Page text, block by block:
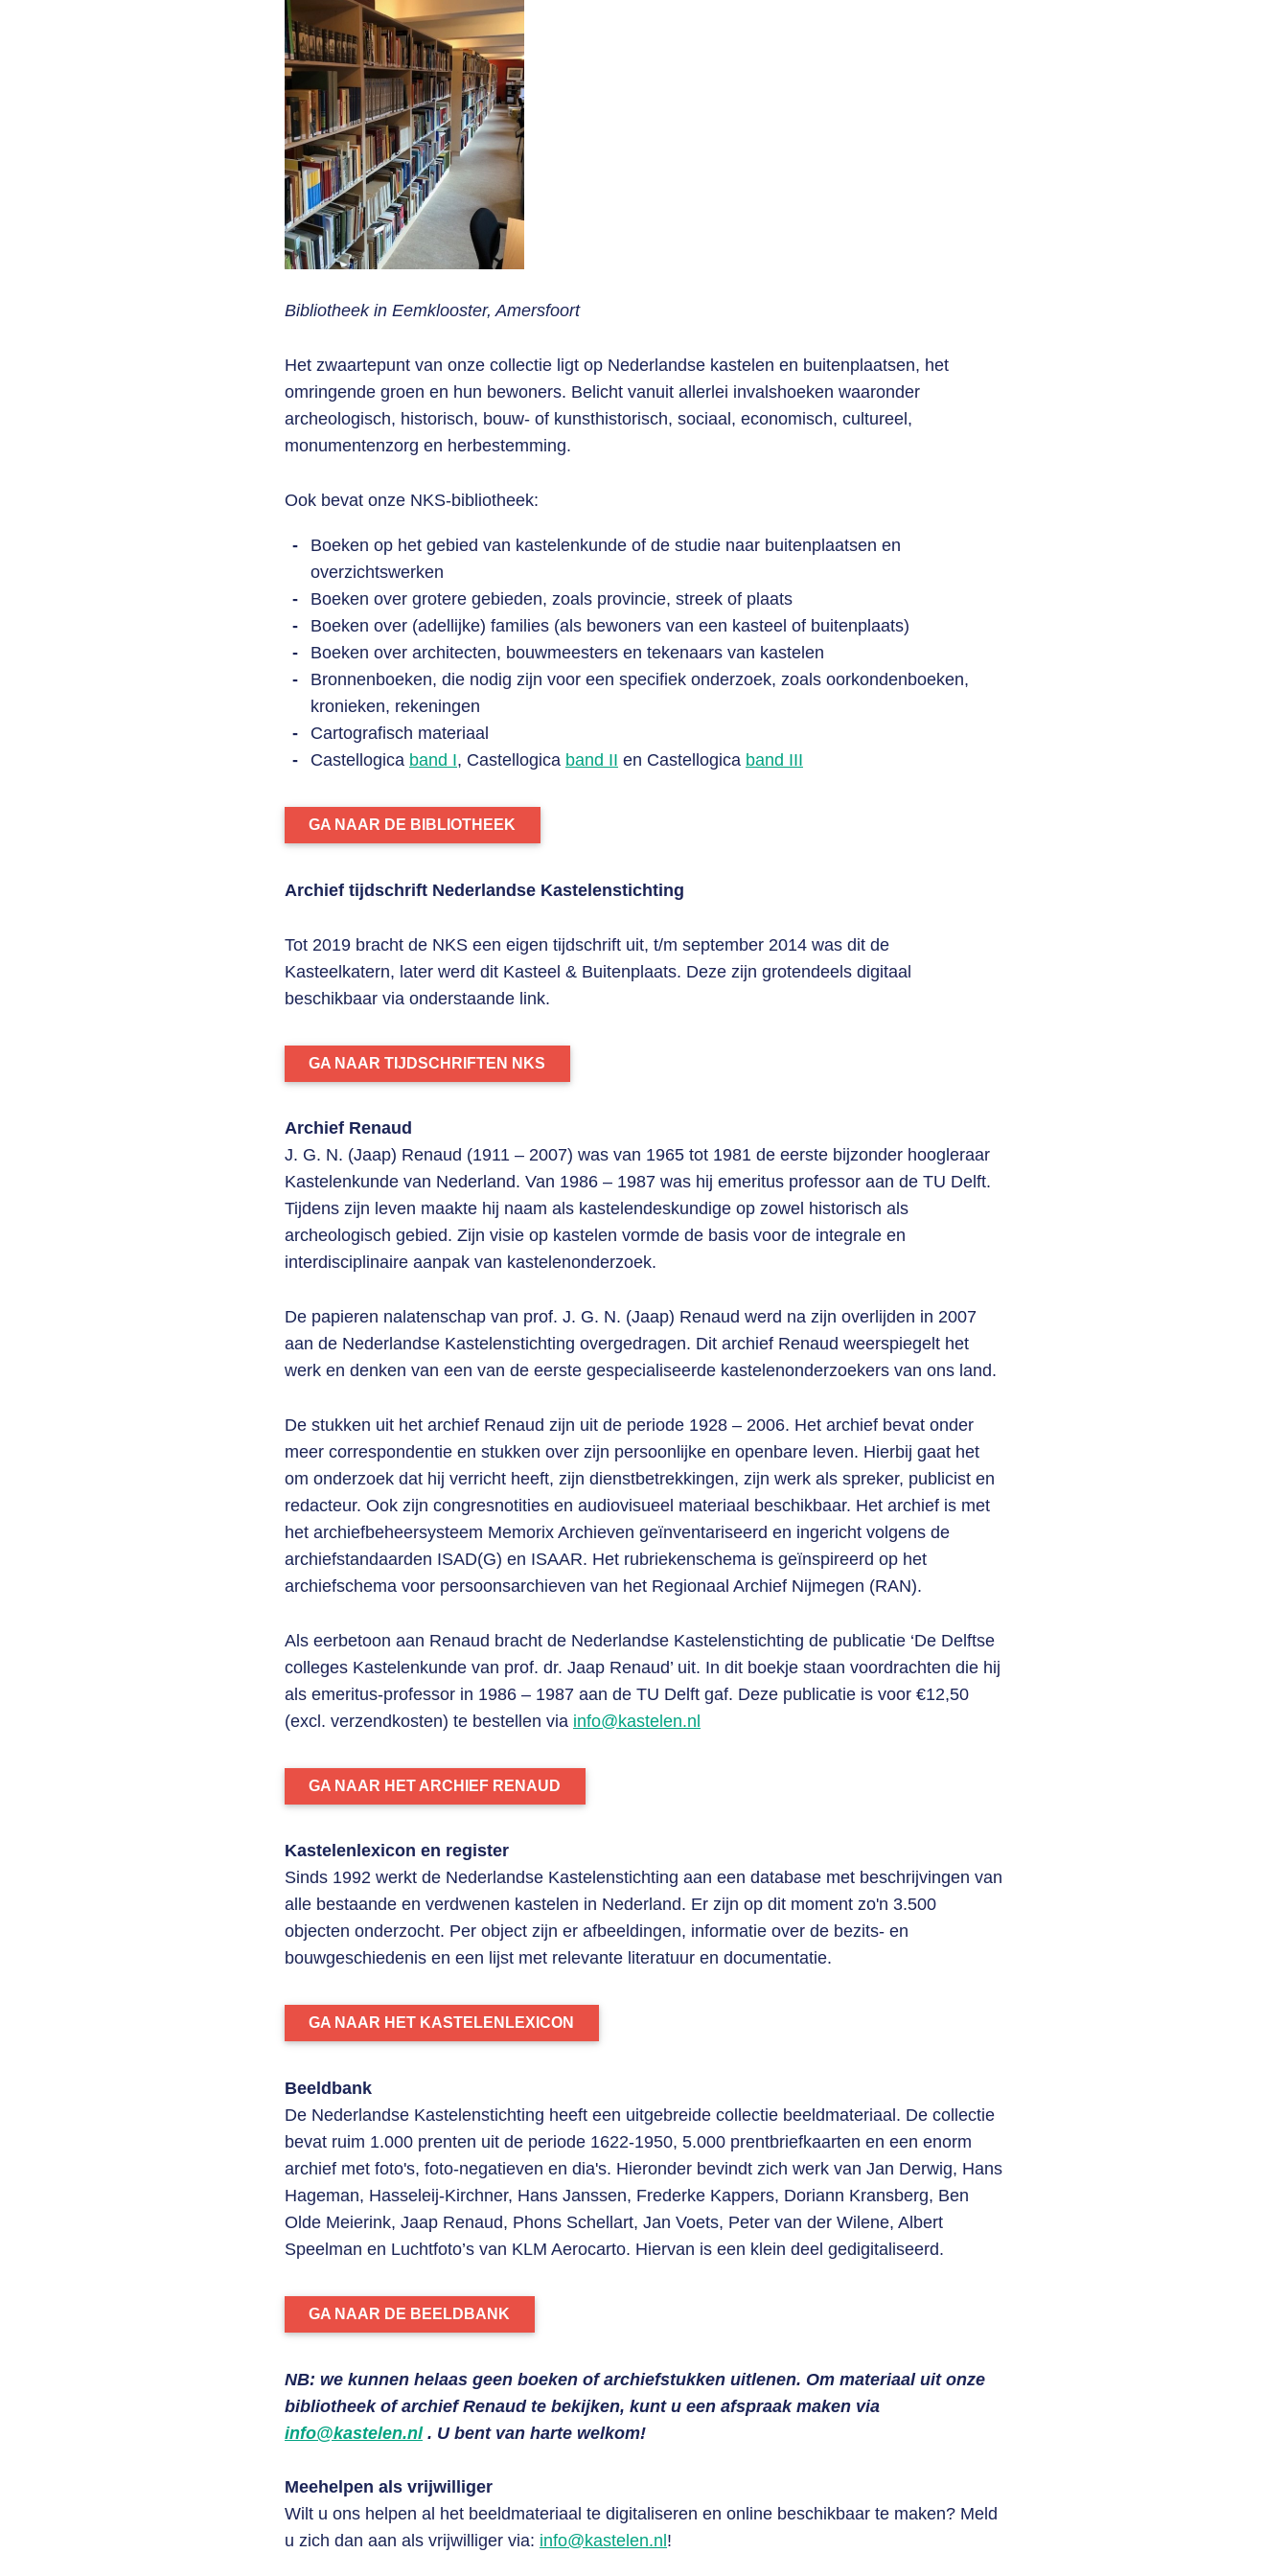
Bibliotheek in Eemklooster, Amersfoort
Het zwaartepunt van onze collectie ligt op Nederlandse kastelen en buitenplaatsen, het
omringende groen en hun bewoners. Belicht vanuit allerlei invalshoeken waaronder
archeologisch, historisch, bouw- of kunsthistorisch, sociaal, economisch, cultureel,
monumentenzorg en herbestemming.
Ook bevat onze NKS-bibliotheek:
Boeken op het gebied van kastelenkunde of de studie naar buitenplaatsen en
overzichtswerken
Boeken over grotere gebieden, zoals provincie, streek of plaats
Boeken over (adellijke) families (als bewoners van een kasteel of buitenplaats)
Boeken over architecten, bouwmeesters en tekenaars van kastelen
Bronnenboeken, die nodig zijn voor een specifiek onderzoek, zoals oorkondenboeken,
kronieken, rekeningen
Cartografisch materiaal
Castellogica band I, Castellogica band II en Castellogica band III
GA NAAR DE BIBLIOTHEEK
Archief tijdschrift Nederlandse Kastelenstichting
Tot 2019 bracht de NKS een eigen tijdschrift uit, t/m september 2014 was dit de
Kasteelkatern, later werd dit Kasteel & Buitenplaats. Deze zijn grotendeels digitaal
beschikbaar via onderstaande link.
GA NAAR TIJDSCHRIFTEN NKS
Archief Renaud
J. G. N. (Jaap) Renaud (1911 – 2007) was van 1965 tot 1981 de eerste bijzonder hoogleraar
Kastelenkunde van Nederland. Van 1986 – 1987 was hij emeritus professor aan de TU Delft.
Tijdens zijn leven maakte hij naam als kastelendeskundige op zowel historisch als
archeologisch gebied. Zijn visie op kastelen vormde de basis voor de integrale en
interdisciplinaire aanpak van kastelenonderzoek.
De papieren nalatenschap van prof. J. G. N. (Jaap) Renaud werd na zijn overlijden in 2007
aan de Nederlandse Kastelenstichting overgedragen. Dit archief Renaud weerspiegelt het
werk en denken van een van de eerste gespecialiseerde kastelenonderzoekers van ons land.
De stukken uit het archief Renaud zijn uit de periode 1928 – 2006. Het archief bevat onder
meer correspondentie en stukken over zijn persoonlijke en openbare leven. Hierbij gaat het
om onderzoek dat hij verricht heeft, zijn dienstbetrekkingen, zijn werk als spreker, publicist en
redacteur. Ook zijn congresnotities en audiovisueel materiaal beschikbaar. Het archief is met
het archiefbeheersysteem Memorix Archieven geïnventariseerd en ingericht volgens de
archiefstandaarden ISAD(G) en ISAAR. Het rubriekenschema is geïnspireerd op het
archiefschema voor persoonsarchieven van het Regionaal Archief Nijmegen (RAN).
Als eerbetoon aan Renaud bracht de Nederlandse Kastelenstichting de publicatie ‘De Delftse
colleges Kastelenkunde van prof. dr. Jaap Renaud’ uit. In dit boekje staan voordrachten die hij
als emeritus-professor in 1986 – 1987 aan de TU Delft gaf. Deze publicatie is voor €12,50
(excl. verzendkosten) te bestellen via info@kastelen.nl
GA NAAR HET ARCHIEF RENAUD
Kastelenlexicon en register
Sinds 1992 werkt de Nederlandse Kastelenstichting aan een database met beschrijvingen van
alle bestaande en verdwenen kastelen in Nederland. Er zijn op dit moment zo'n 3.500
objecten onderzocht. Per object zijn er afbeeldingen, informatie over de bezits- en
bouwgeschiedenis en een lijst met relevante literatuur en documentatie.
GA NAAR HET KASTELENLEXICON
Beeldbank
De Nederlandse Kastelenstichting heeft een uitgebreide collectie beeldmateriaal. De collectie
bevat ruim 1.000 prenten uit de periode 1622-1950, 5.000 prentbriefkaarten en een enorm
archief met foto's, foto-negatieven en dia's. Hieronder bevindt zich werk van Jan Derwig, Hans
Hageman, Hasseleij-Kirchner, Hans Janssen, Frederke Kappers, Doriann Kransberg, Ben
Olde Meierink, Jaap Renaud, Phons Schellart, Jan Voets, Peter van der Wilene, Albert
Speelman en Luchtfoto’s van KLM Aerocarto. Hiervan is een klein deel gedigitaliseerd.
GA NAAR DE BEELDBANK
NB: we kunnen helaas geen boeken of archiefstukken uitlenen. Om materiaal uit onze
bibliotheek of archief Renaud te bekijken, kunt u een afspraak maken via
info@kastelen.nl. U bent van harte welkom!
Meehelpen als vrijwilliger
Wilt u ons helpen al het beeldmateriaal te digitaliseren en online beschikbaar te maken? Meld
u zich dan aan als vrijwilliger via: info@kastelen.nl !